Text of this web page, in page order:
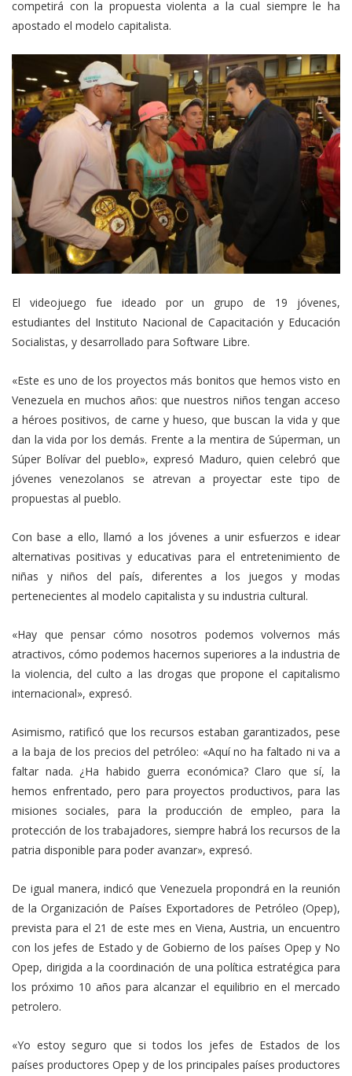
competirá con la propuesta violenta a la cual siempre le ha
apostado el modelo capitalista.
El videojuego fue ideado por un grupo de 19 jóvenes,
estudiantes del Instituto Nacional de Capacitación y Educación
Socialistas, y desarrollado para Software Libre.
«Este es uno de los proyectos más bonitos que hemos visto en
Venezuela en muchos años: que nuestros niños tengan acceso
a héroes positivos, de carne y hueso, que buscan la vida y que
dan la vida por los demás. Frente a la mentira de Súperman, un
Súper Bolívar del pueblo», expresó Maduro, quien celebró que
jóvenes venezolanos se atrevan a proyectar este tipo de
propuestas al pueblo.
Con base a ello, llamó a los jóvenes a unir esfuerzos e idear
alternativas positivas y educativas para el entretenimiento de
niñas y niños del país, diferentes a los juegos y modas
pertenecientes al modelo capitalista y su industria cultural.
«Hay que pensar cómo nosotros podemos volvernos más
atractivos, cómo podemos hacernos superiores a la industria de
la violencia, del culto a las drogas que propone el capitalismo
internacional», expresó.
Asimismo, ratificó que los recursos estaban garantizados, pese
a la baja de los precios del petróleo: «Aquí no ha faltado ni va a
faltar nada. ¿Ha habido guerra económica? Claro que sí, la
hemos enfrentado, pero para proyectos productivos, para las
misiones sociales, para la producción de empleo, para la
protección de los trabajadores, siempre habrá los recursos de la
patria disponible para poder avanzar», expresó.
De igual manera, indicó que Venezuela propondrá en la reunión
de la Organización de Países Exportadores de Petróleo (Opep),
prevista para el 21 de este mes en Viena, Austria, un encuentro
con los jefes de Estado y de Gobierno de los países Opep y No
Opep, dirigida a la coordinación de una política estratégica para
los próximo 10 años para alcanzar el equilibrio en el mercado
petrolero.
«Yo estoy seguro que si todos los jefes de Estados de los
países productores Opep y de los principales países productores